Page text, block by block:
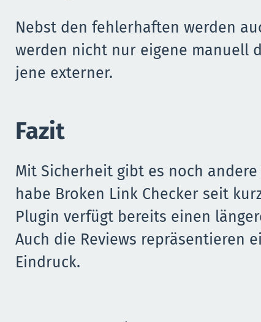
Nebst den fehlerhaften werden
werden nicht nur eigene manuell
jene externer.
Fazit
Mit Sicherheit gibt es noch
habe Broken Link Checker seit
Plugin verfügt bereits einen
Auch die Reviews repräsentieren
Eindruck.